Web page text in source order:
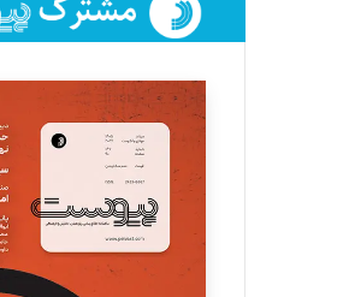
فائزه فتحی رستمی
تحریریه
سروش کرمیان
تحریریه
مینا پاکدل